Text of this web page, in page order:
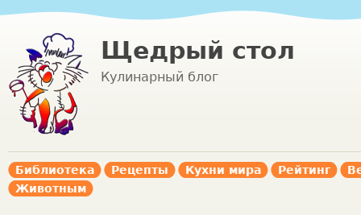
Щедрый стол
Кулинарный блог
Библиотека Рецепты Кухни мира Рейтинг
Животным